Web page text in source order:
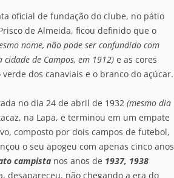
oficial de fundação do clube, no pátio
de Almeida, ficou definido que o
nome, não pode ser confundido com
de Campos, em 1912) e as cores
dos canaviais e o branco do açúcar.
no dia 24 de abril de 1932 (mesmo dia
na Lapa, e terminou em um empate
composto por dois campos de futebol,
o seu apogeu com apenas cinco anos
campista nos anos de 1937, 1938
desapareceu, não chegando a era do